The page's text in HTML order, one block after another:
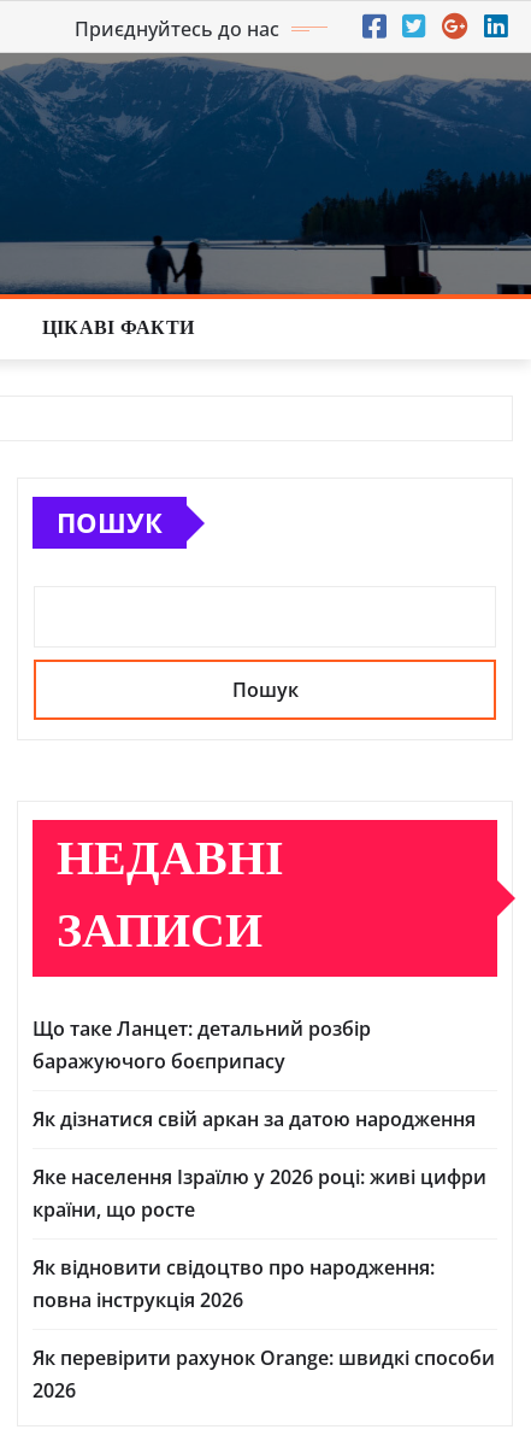
Приєднуйтесь до нас
ЦІКАВІ ФАКТИ
ПОШУК
Пошук
НЕДАВНІ
ЗАПИСИ
Що таке Ланцет: детальний розбір
баражуючого боєприпасу
Як дізнатися свій аркан за датою народження
Яке населення Ізраїлю у 2026 році: живі цифри
країни, що росте
Як відновити свідоцтво про народження:
повна інструкція 2026
Як перевірити рахунок Orange: швидкі способи
2026